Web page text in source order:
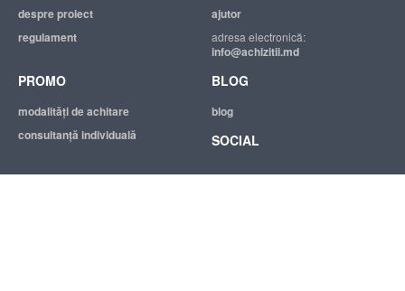
despre proiect
regulament
ajutor
adresa electronică:
info@achizitii.md
PROMO
modalităţi de achitare
consultanță individuală
BLOG
blog
SOCIAL